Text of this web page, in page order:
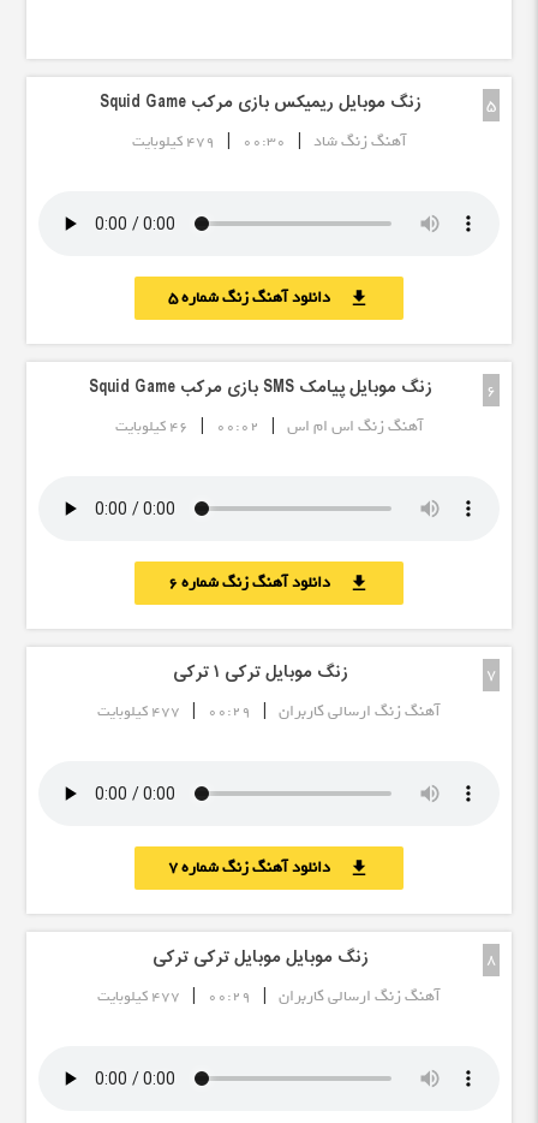
5 زنگ موبایل ریمیکس بازی مرکب Squid Game
آهنگ زنگ شاد |
00:30
| 479 کیلوبایت
download دانلود آهنگ زنگ شماره 5
6 زنگ موبایل پیامک SMS بازی مرکب Squid Game
آهنگ زنگ اس ام اس |
00:02
| 46 کیلوبایت
download دانلود آهنگ زنگ شماره 6
7 زنگ موبایل ترکی ۱ ترکی
آهنگ زنگ ارسالی کاربران |
00:29
| 477 کیلوبایت
download دانلود آهنگ زنگ شماره 7
8 زنگ موبایل موبایل ترکی ترکی
آهنگ زنگ ارسالی کاربران |
00:29
| 477 کیلوبایت